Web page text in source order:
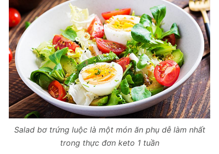
Salad bơ trứng luộc là một món ăn phụ dễ làm nhất
trong thực đơn keto 1 tuần